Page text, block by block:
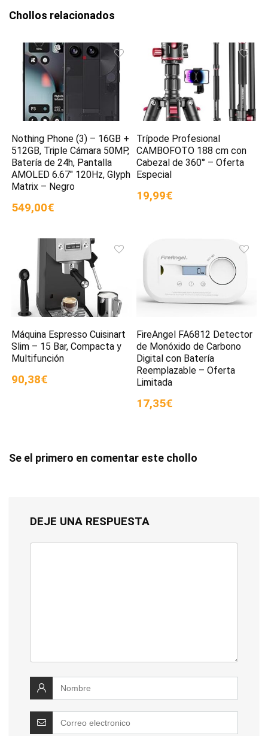
Chollos relacionados
Nothing Phone (3) – 16GB +
512GB, Triple Cámara 50MP,
Batería de 24h, Pantalla
AMOLED 6.67″ 120Hz, Glyph
Matrix – Negro
549,00€
Trípode Profesional
CAMBOFOTO 188 cm con
Cabezal de 360° – Oferta
Especial
19,99€
Máquina Espresso Cuisinart
Slim – 15 Bar, Compacta y
Multifunción
90,38€
FireAngel FA6812 Detector
de Monóxido de Carbono
Digital con Batería
Reemplazable – Oferta
Limitada
17,35€
Se el primero en comentar este chollo
DEJE UNA RESPUESTA